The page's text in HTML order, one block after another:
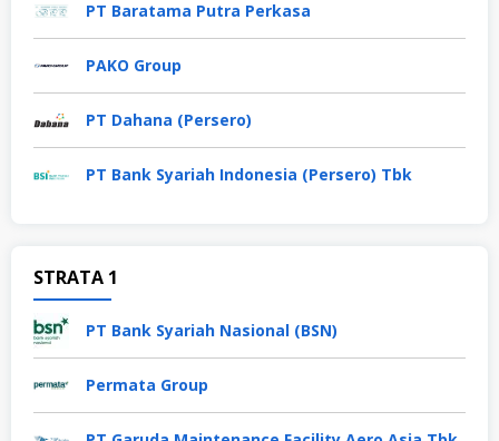
PT Baratama Putra Perkasa
PAKO Group
PT Dahana (Persero)
PT Bank Syariah Indonesia (Persero) Tbk
STRATA 1
PT Bank Syariah Nasional (BSN)
Permata Group